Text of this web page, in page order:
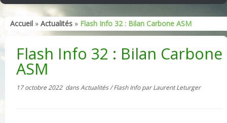
Accueil » Actualités » Flash Info 32 : Bilan Carbone ASM
Flash Info 32 : Bilan Carbone
ASM
17 octobre 2022dansActualités/Flash InfoparLaurent Leturger